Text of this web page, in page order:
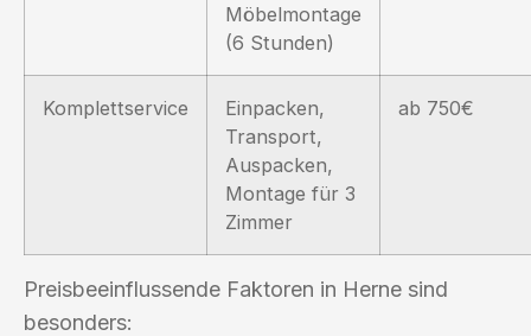
Möbelmontage
(6 Stunden)
Komplettservice
Einpacken,
Transport,
Auspacken,
Montage für 3
Zimmer
ab 750€
Preisbeeinflussende Faktoren in Herne sind
besonders: